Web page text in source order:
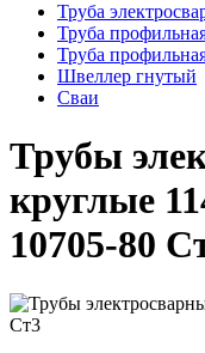
Труба
Труба
Труба
Швеллер гнутый
Сваи
Трубы
круглые
10705-80